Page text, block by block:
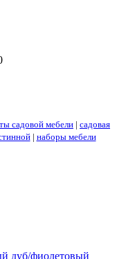
садовой мебели | садовая
| наборы мебели
дуб/фиолетовый